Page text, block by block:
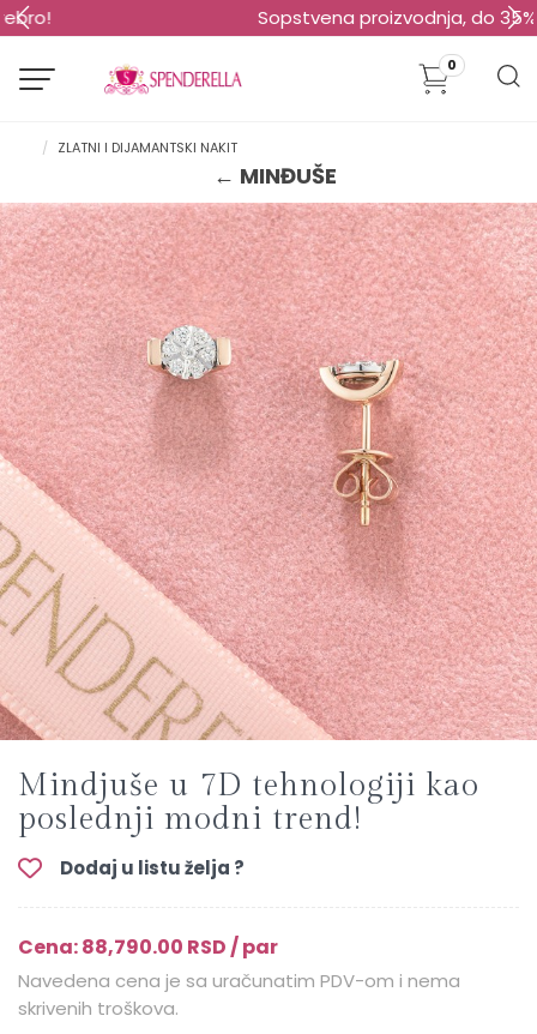
Sopstvena proizvodnja, do 35% niže cene!
0
ZLATNI I DIJAMANTSKI NAKIT
← MINĐUŠE
Mindjuše u 7D tehnologiji kao
poslednji modni trend!
Dodaj u listu želja ?
Cena: 88,790.00 RSD / par
Navedena cena je sa uračunatim PDV-om i nema
skrivenih troškova.